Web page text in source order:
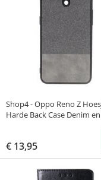
Shop4 - Oppo Reno Z
Harde Back Case Denim
€ 13,95